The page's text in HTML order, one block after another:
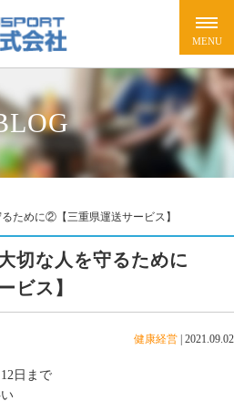
ために②【三重県運送サービス】
切な人を守るために
ビス】
健康経営 2021.09.02
日まで